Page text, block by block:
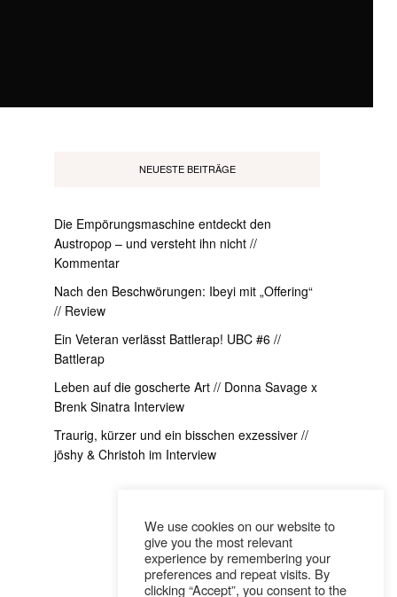
NEUESTE BEITRÄGE
Die Empörungsmaschine entdeckt den
Austropop – und versteht ihn nicht //
Kommentar
Nach den Beschwörungen: Ibeyi mit „Offering“
// Review
Ein Veteran verlässt Battlerap! UBC #6 //
Battlerap
Leben auf die goscherte Art // Donna Savage x
Brenk Sinatra Interview
Traurig, kürzer und ein bisschen exzessiver //
jōshy & Christoh im Interview
We use cookies on our website to
give you the most relevant
experience by remembering your
preferences and repeat visits. By
clicking “Accept”, you consent to the